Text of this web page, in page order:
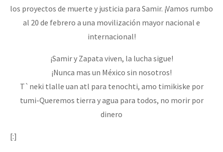
los proyectos de muerte y justicia para Samir. ¡Vamos rumbo
al 20 de febrero a una movilización mayor nacional e
internacional!
¡Samir y Zapata viven, la lucha sigue!
¡Nunca mas un México sin nosotros!
T`neki tlalle uan atl para tenochti, amo timikiske por
tumi-Queremos tierra y agua para todos, no morir por
dinero
[:]